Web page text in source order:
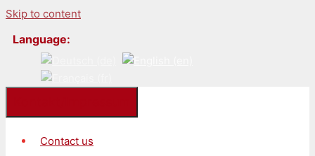
Skip to content
Language:
Contact us